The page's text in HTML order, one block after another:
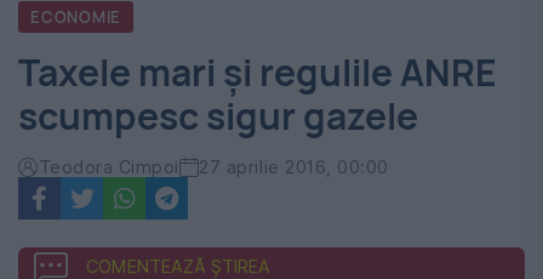
România
Evenimentul
Zilei
ECONOMIE
Taxele mari și regulile ANRE
scumpesc sigur gazele
Teodora Cimpoi 27 aprilie 2016, 00:00
COMENTEAZĂ ȘTIREA